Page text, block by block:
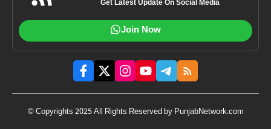
Get Latest Update On Social Media
Join Now
© Copyrights 2025 All Rights Reserved by PunjabNetwork.com